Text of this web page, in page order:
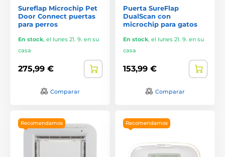
Sureflap Microchip Pet
Door Connect puertas
para perros
En stock, el lunes 21. 9. en su
casa
275,99 €
Comparar
Puerta SureFlap
DualScan con
microchip para gatos
En stock, el lunes 21. 9. en su
casa
153,99 €
Comparar
Recomendamos Recomendamos